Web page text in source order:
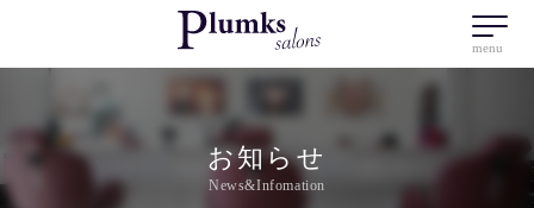
menu
お知らせ
News&Infomation